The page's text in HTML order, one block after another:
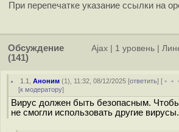
При перепечатке указание ссылки на
Обсуждение
(141)
Ajax 1 уровень
1.1 ,Аноним (1), 11:32, 08/12/2025 [ответить] [
[к модератору]
Вирус должен быть безопасным.
не смогли использовать другие вирусы.